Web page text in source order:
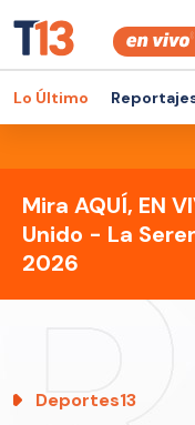
Lo Último
Mira AQUÍ, EN
Unido - La
2026
Deportes13